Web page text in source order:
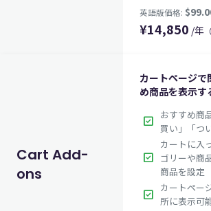
英語版価格:
¥14,850 /年
Cart Add-
ons
カートページで
め商品を表示す
check_box おすすめ商
買い」「つ
check_box
カートに入
ゴリーや商
商品を設定
check_box カートペー
所に表示可